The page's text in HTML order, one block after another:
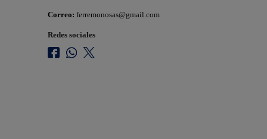
Correo: ferremonosas@gmail.com
Redes sociales